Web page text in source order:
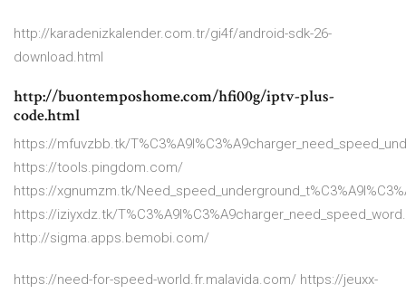
http://karadenizkalender.com.tr/gi4f/android-sdk-26-
download.html
http://buontemposhome.com/hfi00g/iptv-plus-
code.html
https://mfuvzbb.tk/
https://tools.pingdom.com/
https://xgnumzm.tk/
https://iziyxdz.tk/
http://sigma.apps.bemobi.com/
https://need-for-speed-world.fr.malavida.com/ https://jeuxx-